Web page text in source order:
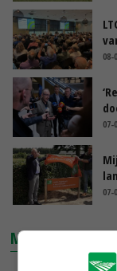
08-
07-
07-
MARKTPRIJZEN